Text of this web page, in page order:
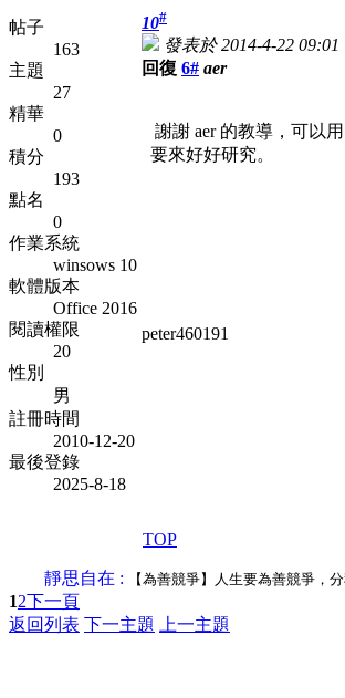
帖子
163
主題
27
精華
0
積分
193
點名
0
作業系統
winsows 10
軟體版本
Office 2016
閱讀權限
20
性別
男
註冊時間
2010-12-20
最後登錄
2025-8-18
10#
發表於 2014-4-22 09:01
回復 6# aer
謝謝 aer 的教導，可以用
要來好好研究。
peter460191
TOP
靜思自在 : 【為善競爭】人生要為善競爭，分
12下一頁
返回列表 下一主題 上一主題